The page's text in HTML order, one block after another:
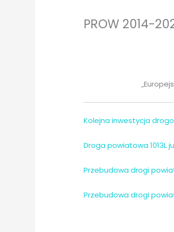
PROW 2014-
Kolejna inwestycja
Droga powiatowa 1013L
Przebudowa drogi
Przebudowa drogi